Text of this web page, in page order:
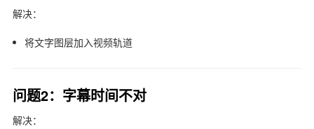
解决：
将文字图层加入视频轨道
问题2：字幕时间不对
解决：